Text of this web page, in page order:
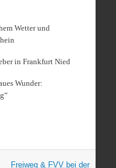
Wetter und
in Frankfurt Nied
Wunder:
Freiweg & FVV bei der